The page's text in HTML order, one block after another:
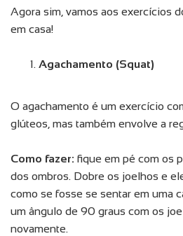
Agora sim, vamos aos exercícios
em casa!
Agachamento (Squat)
O agachamento é um exercício
glúteos, mas também envolve a
Como fazer: fique em pé com os
dos ombros. Dobre os joelhos e
como se fosse se sentar em uma
um ângulo de 90 graus com os
novamente.